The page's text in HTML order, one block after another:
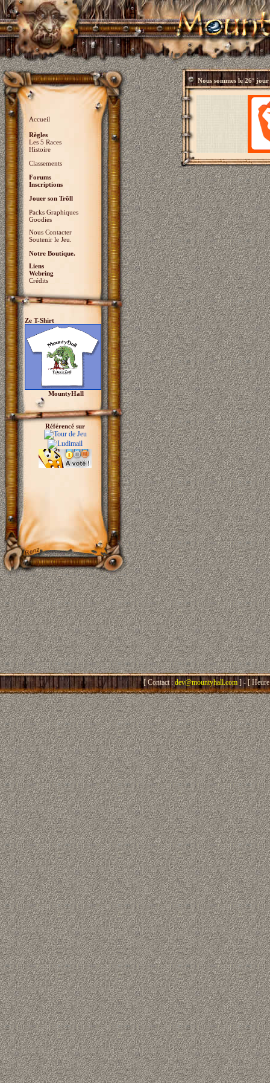
Accueil
Règles
Les 5 Races
Histoire
Classements
Forums
Inscriptions
Jouer son Trõll
Packs Graphiques
Goodies
Nous Contacter
Soutenir le Jeu.
Notre Boutique.
Liens
Webring
Crédits
Ze T-Shirt
MountyHall
Référencé sur
Nous sommes le26° jour
[ Contact : dev@mountyhall.com] - [ Heure